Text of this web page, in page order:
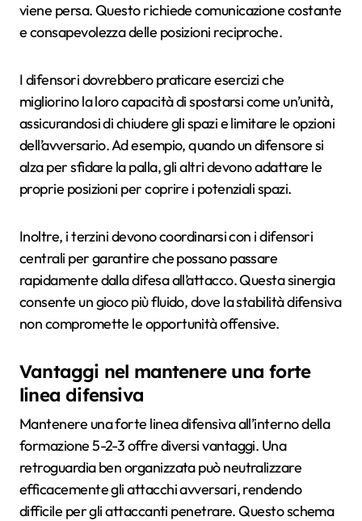
viene persa. Questo richiede comunicazione costante
e consapevolezza delle posizioni reciproche.
I difensori dovrebbero praticare esercizi che
migliorino la loro capacità di spostarsi come un’unità,
assicurandosi di chiudere gli spazi e limitare le opzioni
dell’avversario. Ad esempio, quando un difensore si
alza per sfidare la palla, gli altri devono adattare le
proprie posizioni per coprire i potenziali spazi.
Inoltre, i terzini devono coordinarsi con i difensori
centrali per garantire che possano passare
rapidamente dalla difesa all’attacco. Questa sinergia
consente un gioco più fluido, dove la stabilità difensiva
non compromette le opportunità offensive.
Vantaggi nel mantenere una forte
linea difensiva
Mantenere una forte linea difensiva all’interno della
formazione 5-2-3 offre diversi vantaggi. Una
retroguardia ben organizzata può neutralizzare
efficacemente gli attacchi avversari, rendendo
difficile per gli attaccanti penetrare. Questo schema